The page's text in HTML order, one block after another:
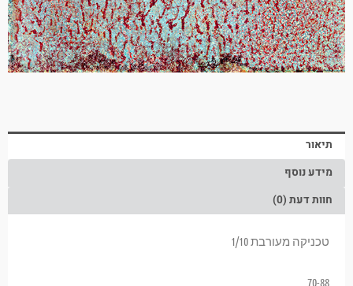
תיאור
מידע נוסף
חוות דעת (0)
טכניקה מעורבת 1/10
70-88